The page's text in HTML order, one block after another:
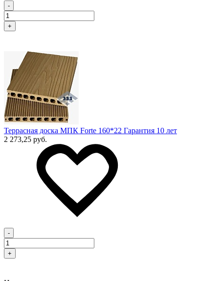
-
+
Террасная доска МПК Forte 160*22 Гарантия 10 лет
2 273,25 руб.
-
+